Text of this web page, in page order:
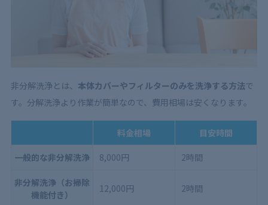
非分解洗浄とは、 本体カバーやフィルターのみを洗浄する方法で
す。分解洗浄より作業が簡単なので、費用相場は安くなります。
料金相場 目安時間
一般的な非分解洗浄 8,000円 2時間
非分解洗浄（お掃除
機能付き）
12,000円 2時間